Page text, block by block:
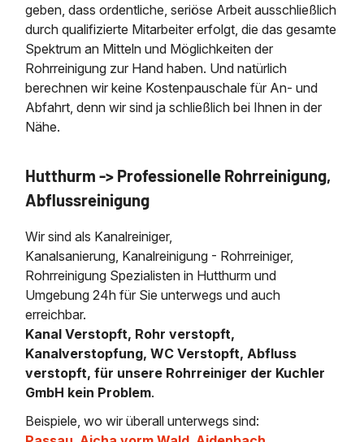
geben, dass ordentliche, seriöse Arbeit ausschließlich
durch qualifizierte Mitarbeiter erfolgt, die das gesamte
Spektrum an Mitteln und Möglichkeiten der
Rohrreinigung zur Hand haben. Und natürlich
berechnen wir keine Kostenpauschale für An- und
Abfahrt, denn wir sind ja schließlich bei Ihnen in der
Nähe.
Hutthurm -> Professionelle Rohrreinigung,
Abflussreinigung
Wir sind als Kanalreiniger,
Kanalsanierung, Kanalreinigung - Rohrreiniger,
Rohrreinigung Spezialisten in Hutthurm und
Umgebung 24h für Sie unterwegs und auch
erreichbar.
Kanal Verstopft, Rohr verstopft,
Kanalverstopfung, WC Verstopft, Abfluss
verstopft, für unsere Rohrreiniger der Kuchler
GmbH kein Problem.
Beispiele, wo wir überall unterwegs sind: